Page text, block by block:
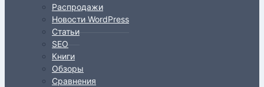
Распродажи
Новости WordPress
Статьи
SEO
Книги
Обзоры
Сравнения